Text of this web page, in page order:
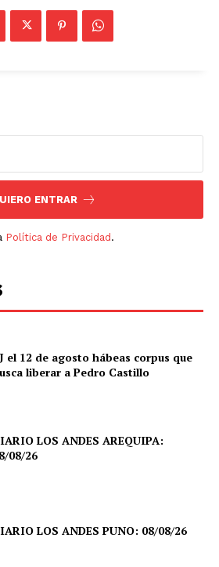
ENTRAR
Política de Privacidad.
el 12 de agosto hábeas corpus que
liberar a Pedro Castillo
LOS ANDES AREQUIPA:
08/26
LOS ANDES PUNO: 08/08/26